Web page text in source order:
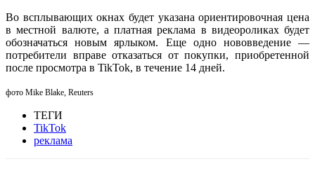
Во всплывающих окнах будет указана ориентировочная цена
в местной валюте, а платная реклама в видеороликах будет
обозначаться новым ярлыком. Еще одно нововведение —
потребители вправе отказаться от покупки, приобретенной
после просмотра в TikTok, в течение 14 дней.
фото Mike Blake, Reuters
ТЕГИ
TikTok
реклама